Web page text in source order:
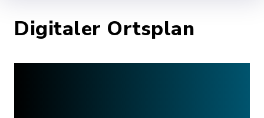
Digitaler Ortsplan